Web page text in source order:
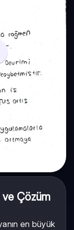
ve Çözüm
en büyük